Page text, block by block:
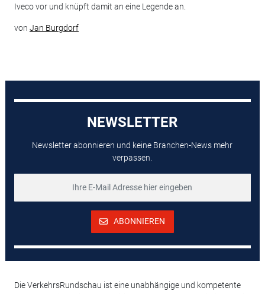
Iveco vor und knüpft damit an eine Legende an.
von Jan Burgdorf
NEWSLETTER
Newsletter abonnieren und keine Branchen-News mehr
verpassen.
ABONNIEREN
Die VerkehrsRundschau ist eine unabhängige und kompetente